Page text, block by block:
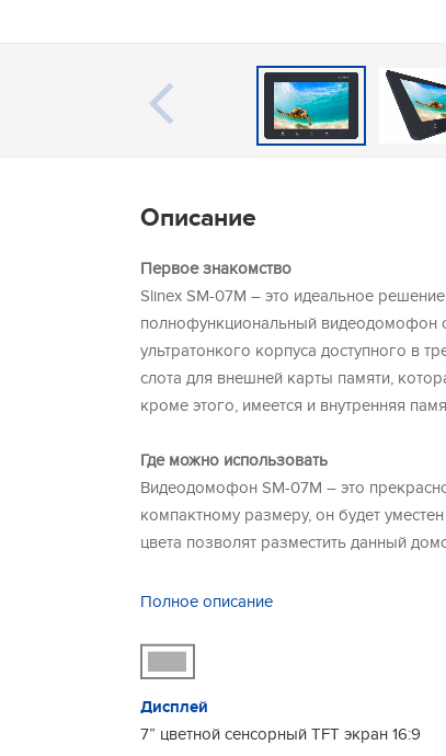
Описание
Первое знакомство
Slinex SМ-07M – это идеальное
полнофункциональный видеодомофон
ультратонкого корпуса доступного в
слота для внешней карты памяти,
кроме этого, имеется и внутренняя
Где можно использовать
Видеодомофон SМ-07M – это
компактному размеру, он будет
цвета позволят разместить данный
Особенности данной модели
рассказать о памяти устройств.
до 100 кадров, а для записи видео
объемом до 32 Гб.
Полное описание
Дисплей
7” цветной сенсорный TFT экран 16:9